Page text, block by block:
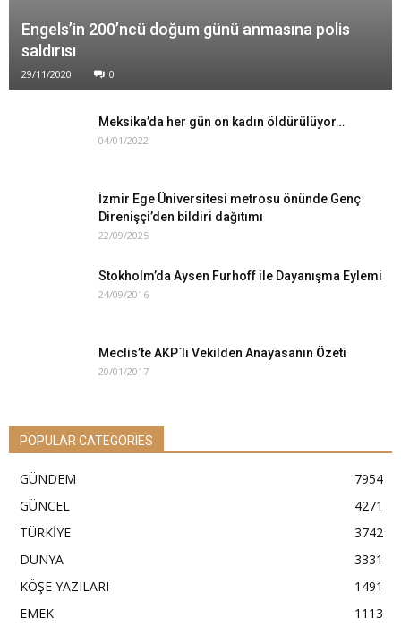
Engels’in 200’ncü doğum günü anmasına polis
saldırısı
29/11/2020 0
Meksika’da her gün on kadın öldürülüyor…
04/01/2022
İzmir Ege Üniversitesi metrosu önünde Genç
Direnişçi’den bildiri dağıtımı
22/09/2025
Stokholm’da Aysen Furhoff ile Dayanışma Eylemi
24/09/2016
Meclis’te AKP`li Vekilden Anayasanın Özeti
20/01/2017
POPULAR CATEGORIES
GÜNDEM
7954
GÜNCEL
4271
TÜRKİYE
3742
DÜNYA
3331
KÖŞE YAZILARI
1491
EMEK
1113